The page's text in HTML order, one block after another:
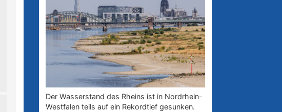
Der Wasserstand des Rheins ist in Nordrhein-
Westfalen teils auf ein Rekordtief gesunken.